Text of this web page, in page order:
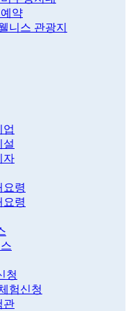
약
니스 관광지
업
설
자
요령
요령
청
험신청
관